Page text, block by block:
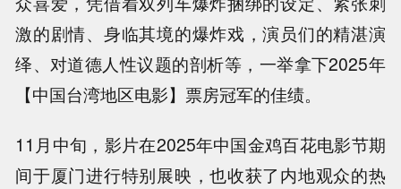
激的剧情、身临其境的爆炸戏，演员们的精湛演
绎、对道德人性议题的剖析等， 一举拿下2025年
【中国台湾地区电影】票房冠军的佳绩。
11月中旬，影片在2025年中国金鸡百花电影节期
间于厦门进行特别展映，也收获了内地观众的热